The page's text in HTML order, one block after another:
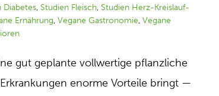
Diabetes, Studien Fleisch, Studien Herz-Kreislauf-
Ernährung,Vegane Gastronomie,Vegane
gut geplante vollwertige pflanzliche
enorme Vorteile bringt —